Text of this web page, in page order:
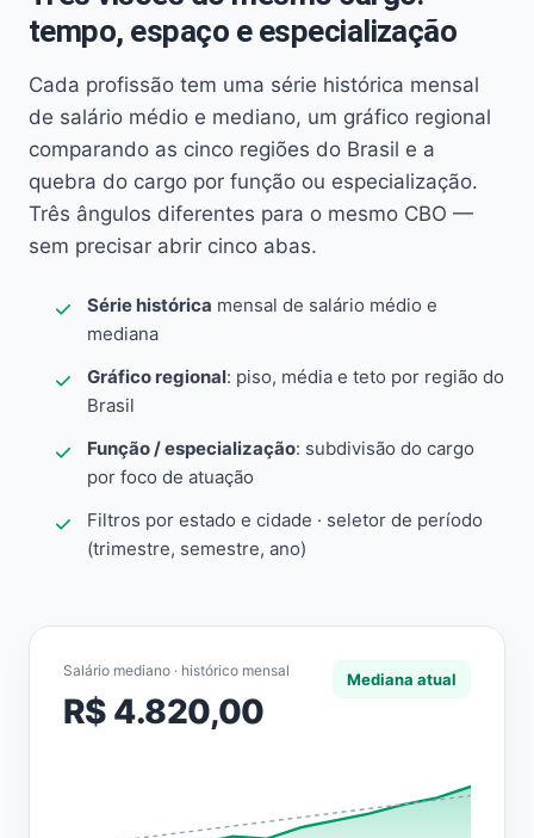
tempo, espaço e especialização
Cada profissão tem uma série histórica mensal
de salário médio e mediano, um gráfico regional
comparando as cinco regiões do Brasil e a
quebra do cargo por função ou especialização.
Três ângulos diferentes para o mesmo CBO —
sem precisar abrir cinco abas.
Série histórica mensal de salário médio e
mediana
Gráfico regional: piso, média e teto por região do
Brasil
Função / especialização: subdivisão do cargo
por foco de atuação
Filtros por estado e cidade · seletor de período
(trimestre, semestre, ano)
Salário mediano · histórico mensal
R$ 4.820,00
Mediana atual